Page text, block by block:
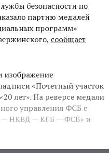
безопасности по
партию медалей
программ»
сообщает
изображение
«Почетный участок
лет». На реверсе медали
управления ФСБ с
— НКВД — КГБ — ФСБ» и